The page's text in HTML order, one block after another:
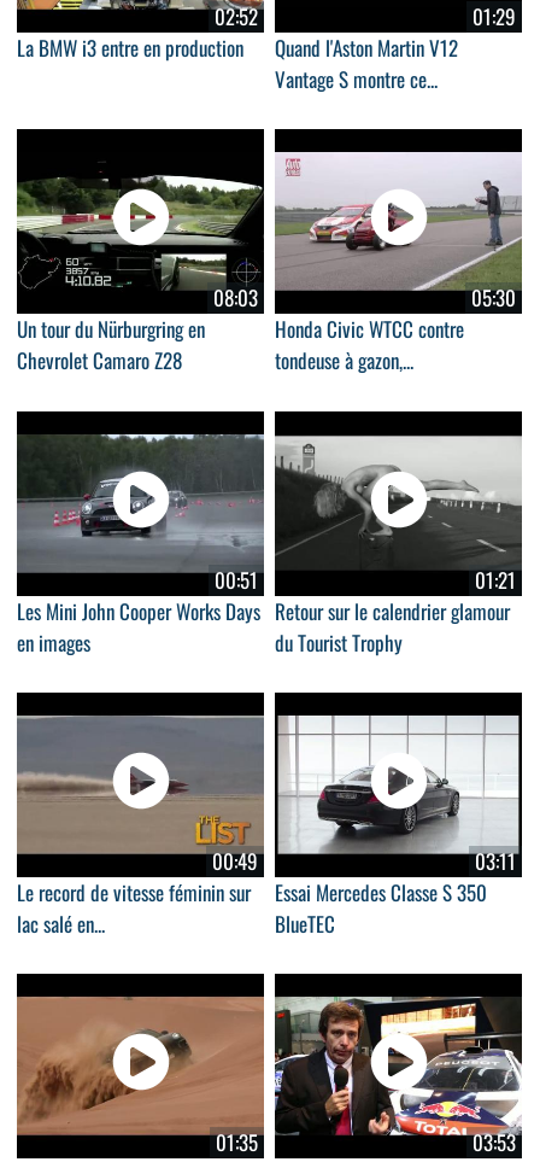
02:52
La BMW i3 entre en production
01:29
Quand l'Aston Martin V12
Vantage S montre ce...
08:03
Un tour du Nürburgring en
Chevrolet Camaro Z28
05:30
Honda Civic WTCC contre
tondeuse à gazon,...
00:51
Les Mini John Cooper Works Days
en images
01:21
Retour sur le calendrier glamour
du Tourist Trophy
00:49
Le record de vitesse féminin sur
lac salé en...
03:11
Essai Mercedes Classe S 350
BlueTEC
01:35
03:53